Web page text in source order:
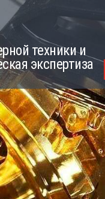
техники и
экспертиза